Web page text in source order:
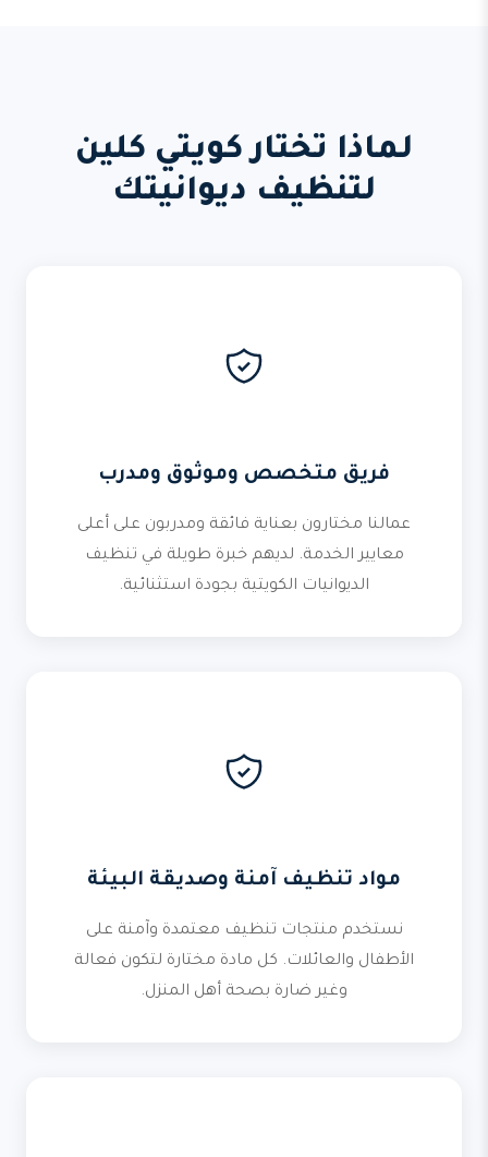
لماذا تختار كويتي كلين
لتنظيف ديوانيتك
فريق متخصص وموثوق ومدرب
عمالنا مختارون بعناية فائقة ومدربون على أعلى
معايير الخدمة. لديهم خبرة طويلة في تنظيف
الديوانيات الكويتية بجودة استثنائية.
مواد تنظيف آمنة وصديقة البيئة
نستخدم منتجات تنظيف معتمدة وآمنة على
الأطفال والعائلات. كل مادة مختارة لتكون فعالة
وغير ضارة بصحة أهل المنزل.